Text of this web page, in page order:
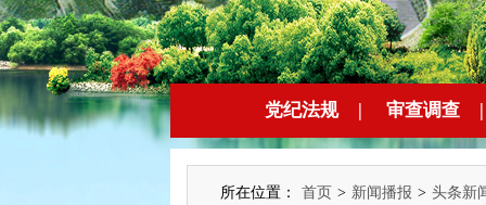
党纪法规 | 审查调查 |
所在位置： 首页 > 新闻播报 > 头条新